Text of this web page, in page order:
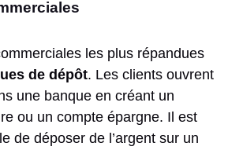
les plus répandues
de dépôt. Les clients ouvrent
une banque en créant un
ou un compte épargne. Il est
de déposer de l’argent sur un